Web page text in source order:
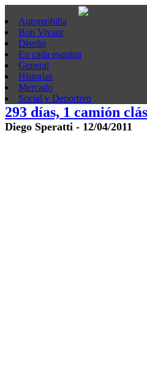
Automobilia
Bon Vivant
Diseño
En cada esquina
General
Historias
Mercado
Social y Deportivo
293 días, 1 camión
Diego Speratti - 12/04/2011